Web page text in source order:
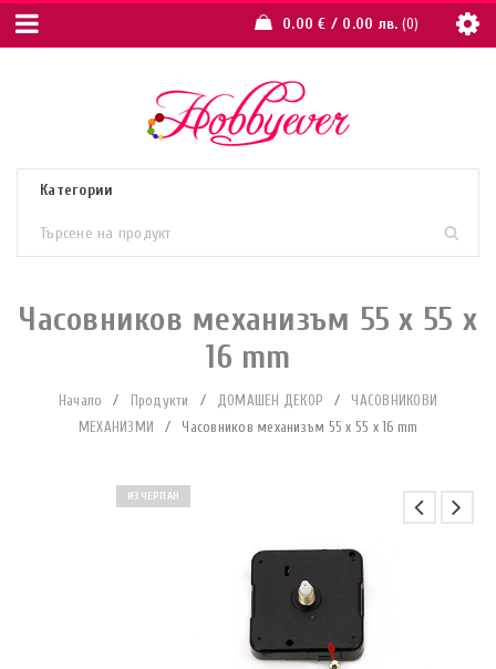
0.00€ / 0.00 лв. 0
Часовников механизъм 55 x 55 x
16 mm
Начало / Продукти / ДОМАШЕН ДЕКОР /
ЧАСОВНИКОВИ
МЕХАНИЗМИ
/ Часовников механизъм 55 x 55 x 16 mm
ИЗЧЕРПАН